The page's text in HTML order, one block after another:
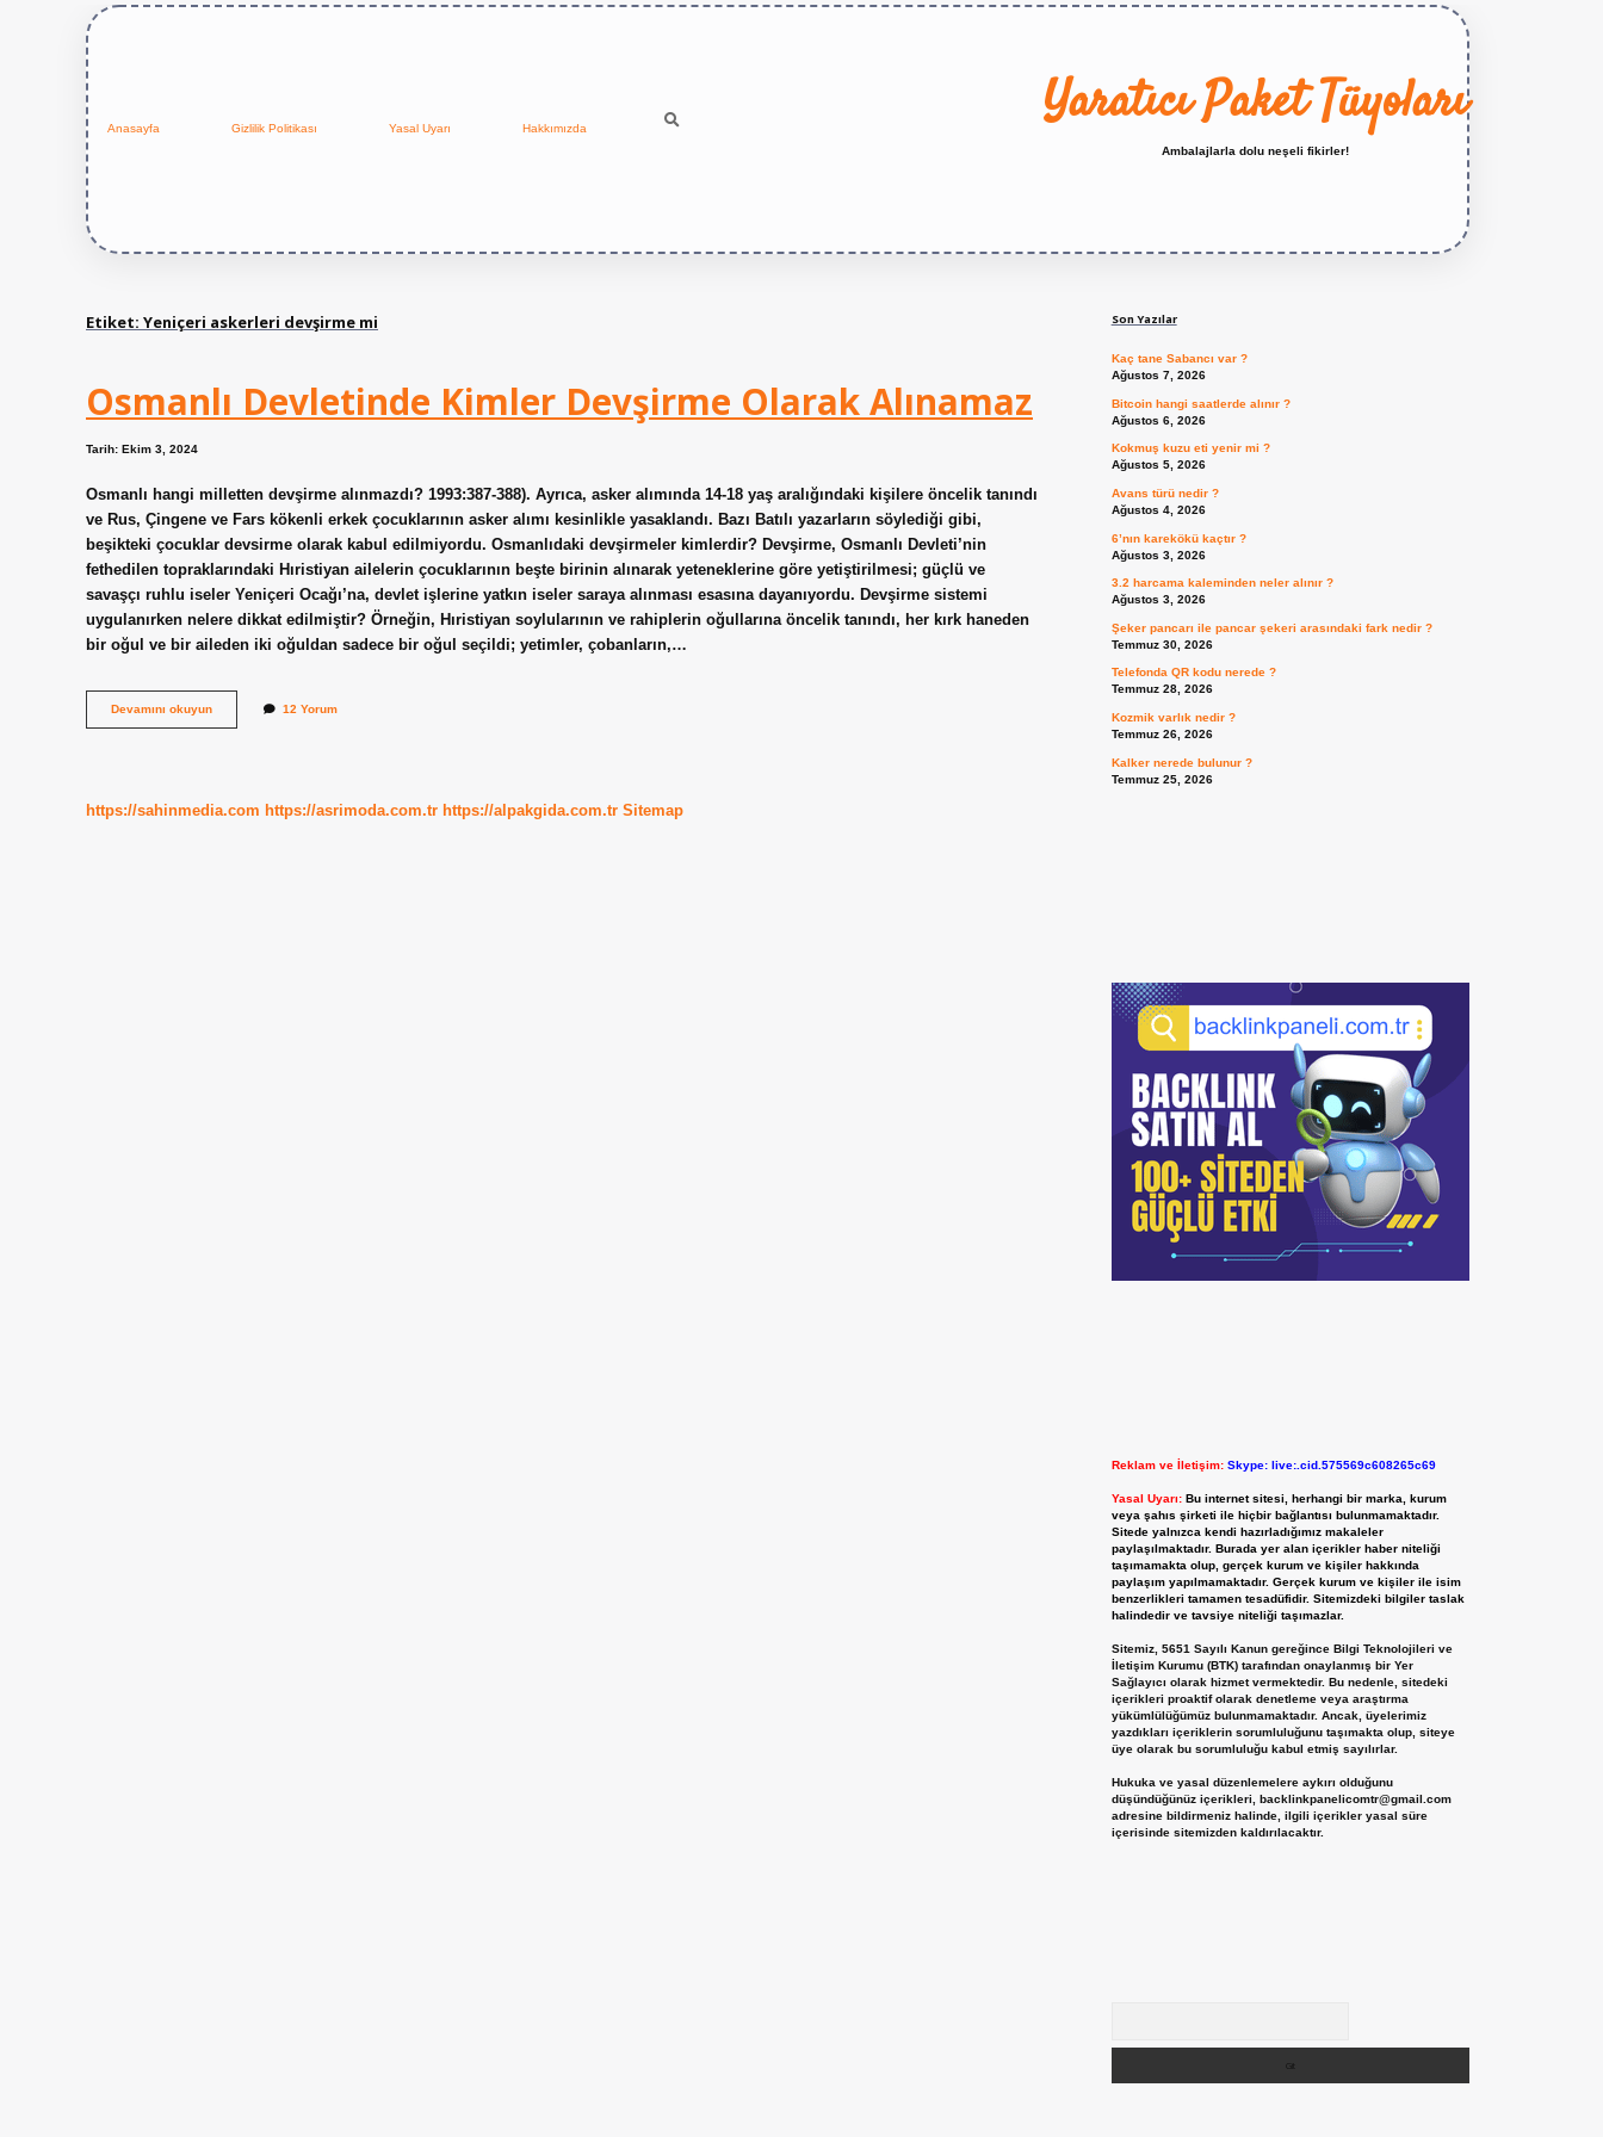
Anasayfa Gizlilik Politikası Yasal Uyarı Hakkımızda Yaratıcı Paket Tüyoları
Ambalajlarla dolu neşeli fikirler!
Etiket: Yeniçeri askerleri devşirme mi
Osmanlı Devletinde Kimler Devşirme Olarak Alınamaz
Tarih: Ekim 3, 2024
Osmanlı hangi milletten devşirme alınmazdı? 1993:387-388). Ayrıca, asker alımında 14-18 yaş aralığındaki kişilere öncelik tanındı
ve Rus, Çingene ve Fars kökenli erkek çocuklarının asker alımı kesinlikle yasaklandı. Bazı Batılı yazarların söylediği gibi,
beşikteki çocuklar devsirme olarak kabul edilmiyordu. Osmanlıdaki devşirmeler kimlerdir? Devşirme, Osmanlı Devleti’nin
fethedilen topraklarındaki Hıristiyan ailelerin çocuklarının beşte birinin alınarak yeteneklerine göre yetiştirilmesi; güçlü ve
savaşçı ruhlu iseler Yeniçeri Ocağı’na, devlet işlerine yatkın iseler saraya alınması esasına dayanıyordu. Devşirme sistemi
uygulanırken nelere dikkat edilmiştir? Örneğin, Hıristiyan soylularının ve rahiplerin oğullarına öncelik tanındı, her kırk haneden
bir oğul ve bir aileden iki oğuldan sadece bir oğul seçildi; yetimler, çobanların,…
Devamını okuyunOsmanlı
Devletinde
12 Yorum
https://sahinmedia.com https://asrimoda.com.tr https://alpakgida.com.tr Sitemap
Son Yazılar
Kaç tane Sabancı var ?
Ağustos 7, 2026
Bitcoin hangi saatlerde alınır ?
Ağustos 6, 2026
Kokmuş kuzu eti yenir mi ?
Ağustos 5, 2026
Avans türü nedir ?
Ağustos 4, 2026
6’nın karekökü kaçtır ?
Ağustos 3, 2026
3.2 harcama kaleminden neler alınır ?
Ağustos 3, 2026
Şeker pancarı ile pancar şekeri arasındaki fark nedir ?
Temmuz 30, 2026
Telefonda QR kodu nerede ?
Temmuz 28, 2026
Kozmik varlık nedir ?
Temmuz 26, 2026
Kalker nerede bulunur ?
Temmuz 25, 2026
Reklam ve İletişim: Skype: live:.cid.575569c608265c69
Yasal Uyarı: Bu internet sitesi, herhangi bir marka, kurum
veya şahıs şirketi ile hiçbir bağlantısı bulunmamaktadır.
Sitede yalnızca kendi hazırladığımız makaleler
paylaşılmaktadır. Burada yer alan içerikler haber niteliği
taşımamakta olup, gerçek kurum ve kişiler hakkında
paylaşım yapılmamaktadır. Gerçek kurum ve kişiler ile isim
benzerlikleri tamamen tesadüfidir. Sitemizdeki bilgiler taslak
halindedir ve tavsiye niteliği taşımazlar.
Sitemiz, 5651 Sayılı Kanun gereğince Bilgi Teknolojileri ve
İletişim Kurumu (BTK) tarafından onaylanmış bir Yer
Sağlayıcı olarak hizmet vermektedir. Bu nedenle, sitedeki
içerikleri proaktif olarak denetleme veya araştırma
yükümlülüğümüz bulunmamaktadır. Ancak, üyelerimiz
yazdıkları içeriklerin sorumluluğunu taşımakta olup, siteye
üye olarak bu sorumluluğu kabul etmiş sayılırlar.
Hukuka ve yasal düzenlemelere aykırı olduğunu
düşündüğünüz içerikleri, backlinkpanelicomtr@gmail.com
adresine bildirmeniz halinde, ilgili içerikler yasal süre
içerisinde sitemizden kaldırılacaktır.